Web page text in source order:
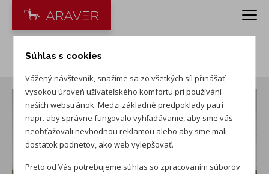
BMW 320d xDrive Touring
Súhlas s cookies
Vážený návštevník, snažíme sa zo všetkých síl přinášať
vysokou úroveň užívateľského komfortu pri používání
našich webstránok. Medzi základné predpoklady patrí
napr. aby správne fungovalo vyhľadávanie, aby sme vás
neobťažovali nevhodnou reklamou alebo aby sme mali
dostatok podnetov, ako web vylepšovať.
Preto od Vás potrebujeme súhlas so zpracovaním súborov